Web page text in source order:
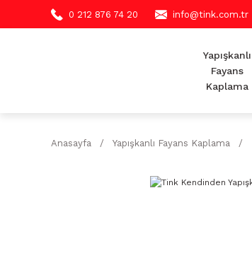
0 212 876 74 20 info@tink.com.tr
Yapışkanlı
Fayans
Kaplama
Anasayfa Yapışkanlı Fayans Kaplama